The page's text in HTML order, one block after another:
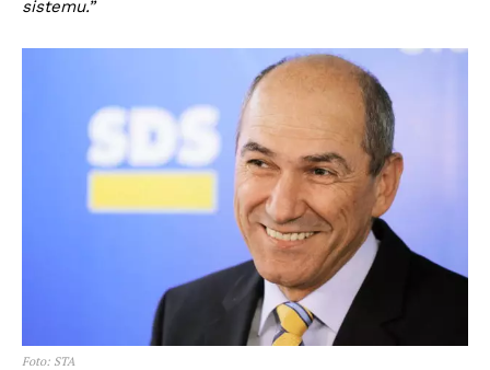
sistemu.”
Foto: STA